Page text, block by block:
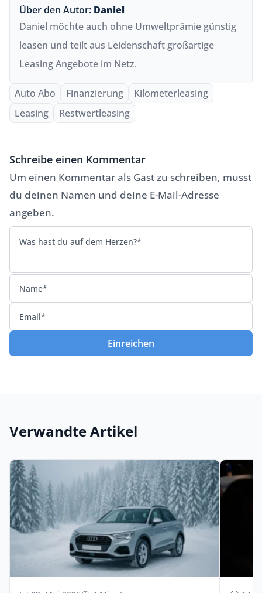
Über den Autor: Daniel
Daniel möchte auch ohne Umweltprämie günstig
leasen und teilt aus Leidenschaft großartige
Leasing Angebote im Netz.
Auto Abo Finanzierung
Kilometerleasing
Leasing
Restwertleasing
Schreibe einen Kommentar
Um einen Kommentar als Gast zu schreiben, musst
du deinen Namen und deine E-Mail-Adresse
angeben.
Einreichen
Verwandte Artikel